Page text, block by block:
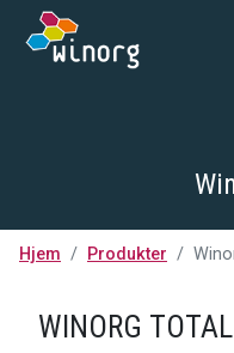
Hjem Produkter
WINORG TOTAL